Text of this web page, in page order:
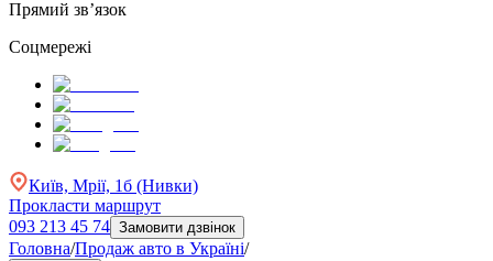
Прямий зв’язок
Соцмережі
Київ, Мрії, 1б (Нивки)
Прокласти маршрут
093 213 45 74 Замовити дзвінок
Головна/Продаж авто в Україні/